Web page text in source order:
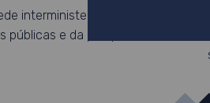
interministerial coordenada
públicas e da prospetiva, bem